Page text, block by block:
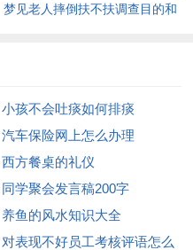
梦见老人摔倒扶不扶调查目的和
小孩不会吐痰如何排痰
汽车保险网上怎么办理
西方餐桌的礼仪
同学聚会发言稿200字
养鱼的风水知识大全
对表现不好员工考核评语怎么